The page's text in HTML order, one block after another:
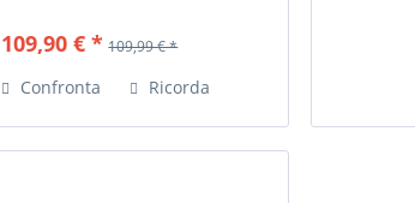
quando il ventilatore deve
109,90 € * 109,99 € *
Confronta Ricorda